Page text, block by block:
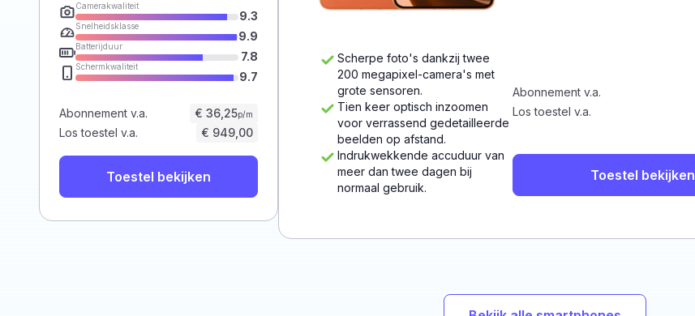
Scherpe foto's dankzij twee
200 megapixel-camera's met
grote sensoren.
Tien keer optisch inzoomen
voor verrassend gedetailleerde
beelden op afstand.
Indrukwekkende accuduur van
meer dan twee dagen bij
normaal gebruik.
Abonnement v.a.
Los toestel v.a.
Toestel bekijken
Camerakwaliteit
9.3
Snelheidsklasse
9.9
Batterijduur
7.8
Schermkwaliteit
9.7
Abonnement v.a. € 36,25p/m
Los toestel v.a. € 949,00
Toestel bekijken